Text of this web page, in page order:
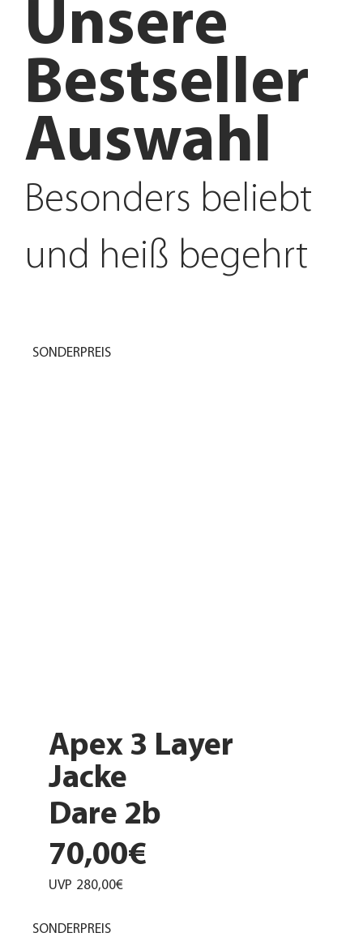
Apex 3 Layer
Jacke
Dare 2b
70,00€
UVP 280,00€
SONDERPREIS
SONDERPREIS
Bestseller
Auswahl
Unsere
Besonders beliebt
und heiß begehrt